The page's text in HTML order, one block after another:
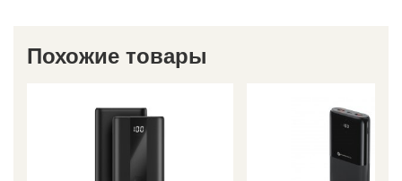
Похожие товары